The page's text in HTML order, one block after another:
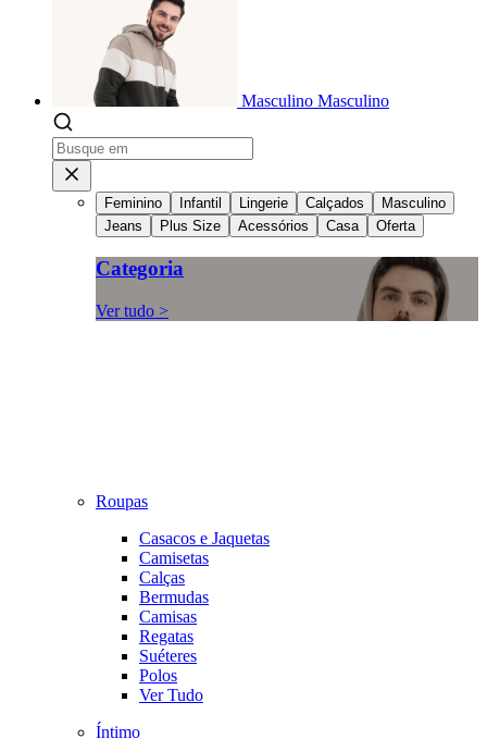
Masculino Masculino
Feminino Infantil Lingerie Calçados
Masculino
Jeans
Plus Size Acessórios Casa Oferta
Categoria
Ver tudo >
Roupas
Casacos e Jaquetas
Camisetas
Calças
Bermudas
Camisas
Regatas
Suéteres
Polos
Ver Tudo
Íntimo